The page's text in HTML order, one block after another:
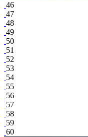
46
47
48
49
50
51
52
53
54
55
56
57
58
59
60